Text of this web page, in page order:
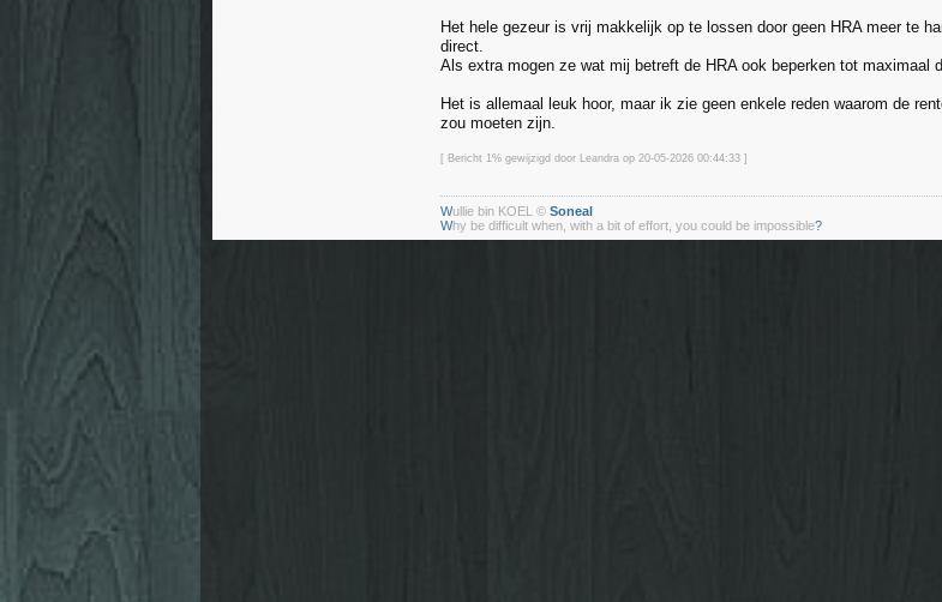
Het hele gezeur is vrij makkelijk op te lossen door geen HRA meer te
direct.
Als extra mogen ze wat mij betreft de HRA ook beperken tot maximaal
Het is allemaal leuk hoor, maar ik zie geen enkele reden waarom de
zou moeten zijn.
[ Bericht 1% gewijzigd door Leandra op 20-05-2026 00:44:33 ]
Wullie bin KOEL © Soneal
Why be difficult when, with a bit of effort, you could be impossible?